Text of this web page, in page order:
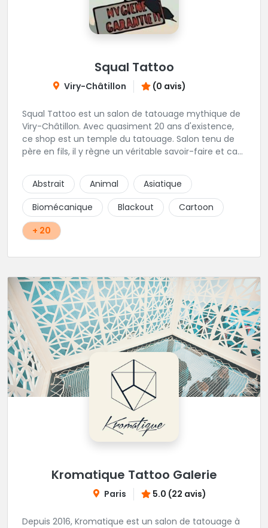
Squal Tattoo
Viry-Châtillon (0 avis)
Squal Tattoo est un salon de tatouage mythique de
Viry-Châtillon. Avec quasiment 20 ans d'existence,
ce shop est un temple du tatouage. Salon tenu de
père en fils, il y règne un véritable savoir-faire et ca
réalisés par les tatoueurs du shop. N'hésitez-plus,
Squal Tattoo est un véritable institution du tatouage
!!
Abstrait Animal
Asiatique
Biomécanique
Blackout
Cartoon
+ 20
Kromatique Tattoo Galerie
Paris 5.0 (22 avis)
Depuis 2016, Kromatique est un salon de tatouage à